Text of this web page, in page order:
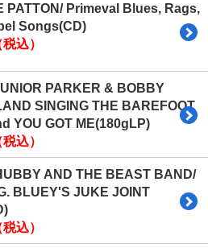
PATTON/ Primeval Blues, Rags,
Songs(CD)
込）
PARKER & BOBBY
SINGING THE BAREFOOT
YOU GOT ME(180gLP)
込）
AND THE BEAST BAND/
BLUEY'S JUKE JOINT
込）